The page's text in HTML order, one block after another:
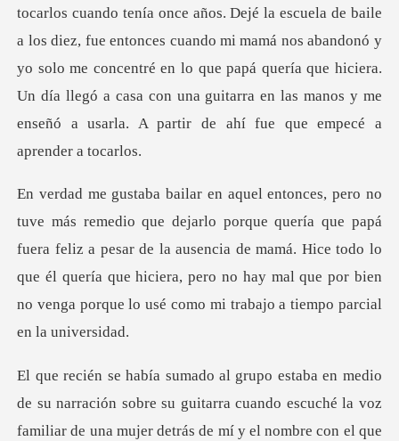
e años. Dejé la escuela de baile
a los diez, fue entonces cuando mi mamá nos abandonó y
yo solo me concentré en lo que papá quería que
que papá
fuera feliz a pesar de la ausencia de mamá. Hice todo lo
que él quería que hiciera, pero
narración sobre su guitarra cuando escuché la voz
familiar de